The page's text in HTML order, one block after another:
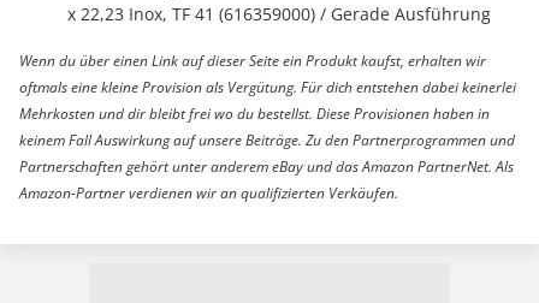
x 22,23 Inox, TF 41 (616359000) / Gerade Ausführung
Wenn du über einen Link auf dieser Seite ein Produkt kaufst, erhalten wir
oftmals eine kleine Provision als Vergütung. Für dich entstehen dabei keinerlei
Mehrkosten und dir bleibt frei wo du bestellst. Diese Provisionen haben in
keinem Fall Auswirkung auf unsere Beiträge. Zu den Partnerprogrammen und
Partnerschaften gehört unter anderem eBay und das Amazon PartnerNet. Als
Amazon-Partner verdienen wir an qualifizierten Verkäufen.